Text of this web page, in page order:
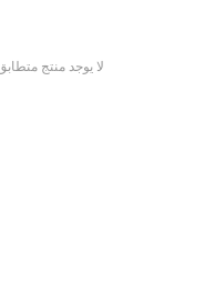
لا يوجد منتج